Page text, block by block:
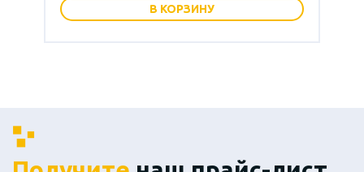
В КОРЗИНУ